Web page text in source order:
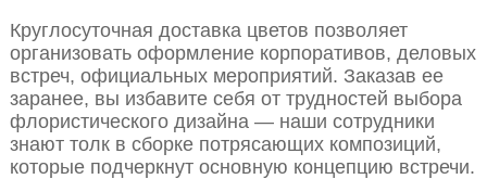
Круглосуточная доставка цветов позволяет
организовать оформление корпоративов, деловых
встреч, официальных мероприятий. Заказав ее
заранее, вы избавите себя от трудностей выбора
флористического дизайна — наши сотрудники
знают толк в сборке потрясающих композиций,
которые подчеркнут основную концепцию встречи.